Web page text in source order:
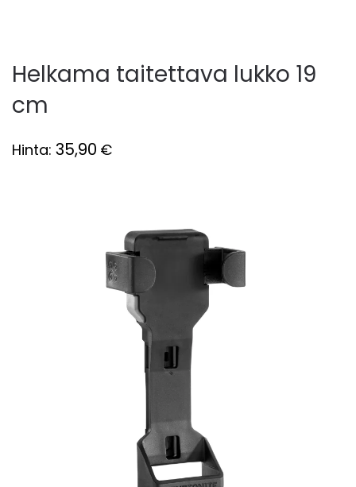
Helkama taitettava lukko 19
cm
Hinta: 35,90 €